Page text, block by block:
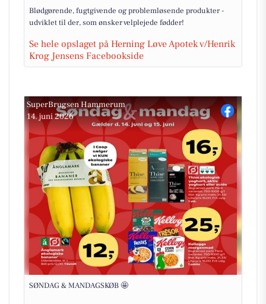
Blødgørende, fugtgivende og problemløsende produkter -
udviklet til der, som ønsker velplejede fødder!
Se hele opslaget på Herning Løve Apotek v/Henrik
Krog Jensens Facebookside
SuperBrugsen Hammerum
14. juni 2026
SØNDAG & MANDAGSKØB 🤩